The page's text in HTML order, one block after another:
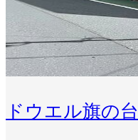
ドウエル旗の台